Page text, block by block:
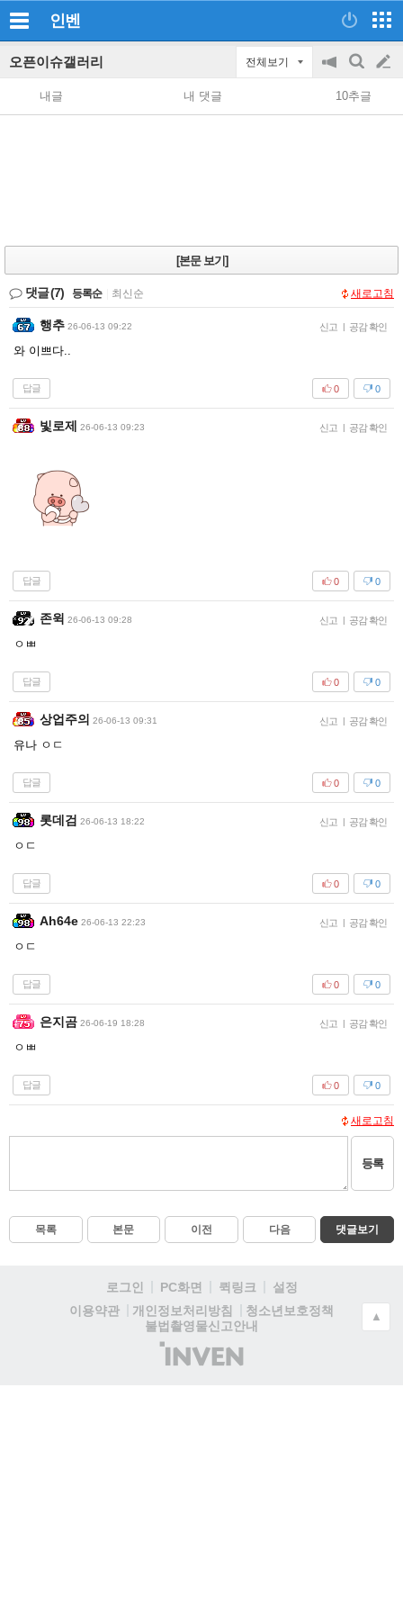
인벤
오픈이슈갤러리 전체보기
공
지
on/off
검
색
글
쓰
내글 내 댓글 10추글
[본문 보기]
댓글(7) 등록순 최신순 새로고침
행추 26-06-13 09:22 신고 | 공감 확인
와 이쁘다..
답글 0
0
빛로제 26-06-13 09:23 신고 | 공감 확인
답글 0
0
존윅 26-06-13 09:28 신고 | 공감 확인
ㅇㅃ
답글 0
0
상업주의 26-06-13 09:31 신고 | 공감 확인
유나 ㅇㄷ
답글 0
0
롯데검 26-06-13 18:22 신고 | 공감 확인
ㅇㄷ
답글 0
0
Ah64e 26-06-13 22:23 신고 | 공감 확인
ㅇㄷ
답글 0
0
은지곰 26-06-19 18:28 신고 | 공감 확인
ㅇㅃ
답글 0
0
새로고침
등록
목록 본문 이전 다음 댓글보기
로그인 PC화면 퀵링크
설정
이용약관
개인정보처리방침
청소년보호정책
불법촬영물신고안내
(주)
인
▲